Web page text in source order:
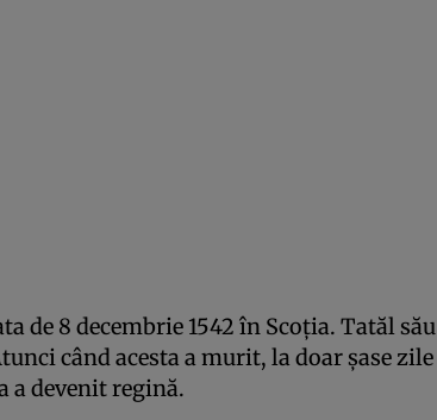
de 8 decembrie 1542 în Scoția. Tatăl său
când acesta a murit, la doar șase zile
a devenit regină.